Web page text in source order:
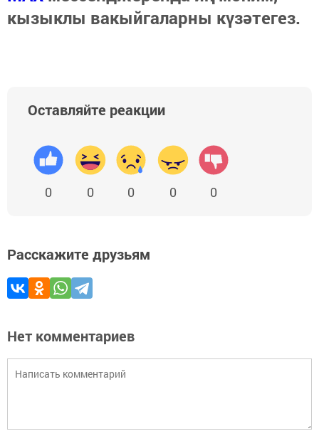
кызыклы вакыйгаларны күзәтегез.
Оставляйте реакции
0 0 0 0 0
Расскажите друзьям
Нет комментариев